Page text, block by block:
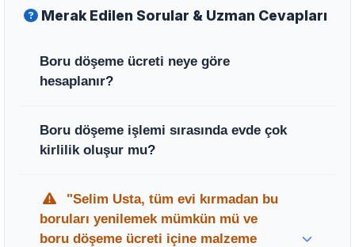
Merak Edilen Sorular & Uzman Cevapları
Boru döşeme ücreti neye göre
hesaplanır?
metrekaresi, kullanılacak boru tipi, hattın
uzunluğu ve kırım yapılacak zemin türü gibi
belirlenir.
Boru döşeme işlemi sırasında evde çok
kirlilik oluşur mu?
kanallama makineleri kullanarak toz ve
kirliliği minimize eder, çalışma sonrasında
"Selim Usta, tüm evi kırmadan bu
boruları yenilemek mümkün mü ve
boru döşeme ücreti içine malzeme